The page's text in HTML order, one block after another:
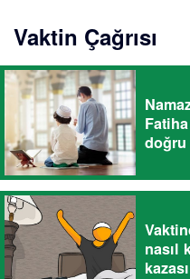
Vaktin Çağrısı
doğru
nasıl
kazası